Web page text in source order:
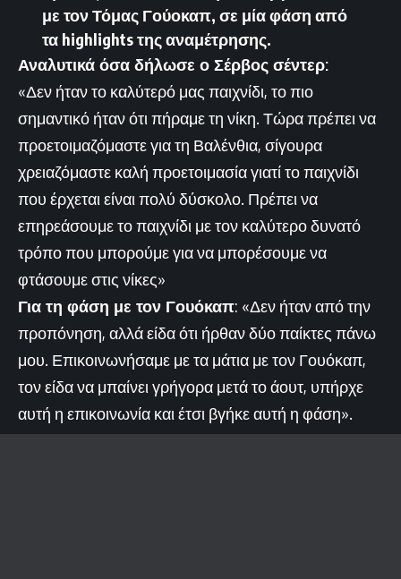
με τον Τόμας Γούοκαπ, σε μία φάση από
τα highlightsτης αναμέτρησης.
Αναλυτικά όσα δήλωσε ο Σέρβος σέντερ:
«Δεν ήταν το καλύτερό μας παιχνίδι, το πιο
σημαντικό ήταν ότι πήραμε τη νίκη. Τώρα πρέπει να
προετοιμαζόμαστε για τη Βαλένθια, σίγουρα
χρειαζόμαστε καλή προετοιμασία γιατί το παιχνίδι
που έρχεται είναι πολύ δύσκολο. Πρέπει να
επηρεάσουμε το παιχνίδι με τον καλύτερο δυνατό
τρόπο που μπορούμε για να μπορέσουμε να
φτάσουμε στις νίκες»
Για τη φάση με τον Γουόκαπ: «Δεν ήταν από την
προπόνηση, αλλά είδα ότι ήρθαν δύο παίκτες πάνω
μου. Επικοινωνήσαμε με τα μάτια με τον Γουόκαπ,
τον είδα να μπαίνει γρήγορα μετά το άουτ, υπήρχε
αυτή η επικοινωνία και έτσι βγήκε αυτή η φάση».